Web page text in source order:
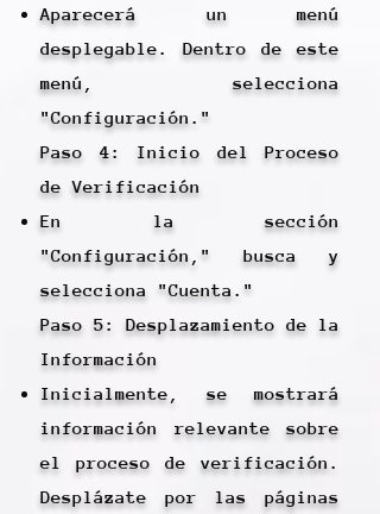
Aparecerá un menú
desplegable. Dentro de este
menú, selecciona
"Configuración."
Paso 4: Inicio del Proceso
de Verificación
En la sección
"Configuración," busca y
selecciona "Cuenta."
Paso 5: Desplazamiento de la
Información
Inicialmente, se mostrará
información relevante sobre
el proceso de verificación.
Desplázate por las páginas